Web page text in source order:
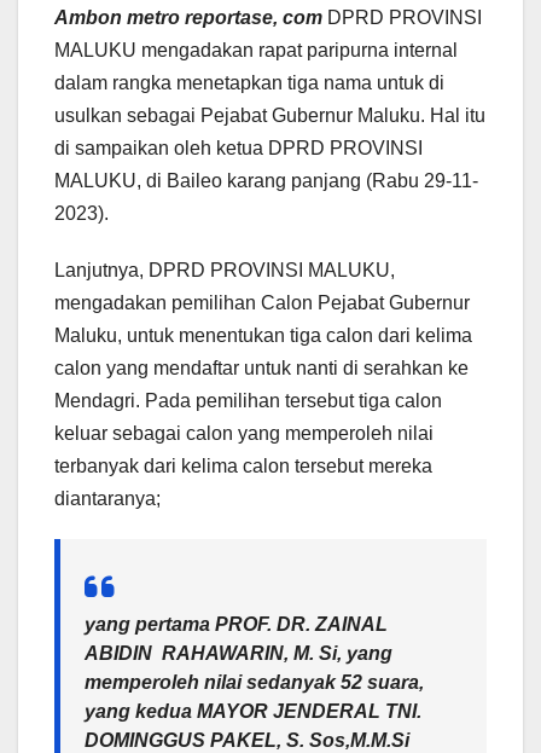
Ambon metro reportase, com DPRD PROVINSI
MALUKU mengadakan rapat paripurna internal
dalam rangka menetapkan tiga nama untuk di
usulkan sebagai Pejabat Gubernur Maluku. Hal itu
di sampaikan oleh ketua DPRD PROVINSI
MALUKU, di Baileo karang panjang (Rabu 29-11-
2023).
Lanjutnya, DPRD PROVINSI MALUKU,
mengadakan pemilihan Calon Pejabat Gubernur
Maluku, untuk menentukan tiga calon dari kelima
calon yang mendaftar untuk nanti di serahkan ke
Mendagri. Pada pemilihan tersebut tiga calon
keluar sebagai calon yang memperoleh nilai
terbanyak dari kelima calon tersebut mereka
diantaranya;
yang pertama PROF. DR. ZAINAL
ABIDIN RAHAWARIN, M. Si, yang
memperoleh nilai sedanyak 52 suara,
yang kedua MAYOR JENDERAL TNI.
DOMINGGUS PAKEL, S. Sos,M.M.Si